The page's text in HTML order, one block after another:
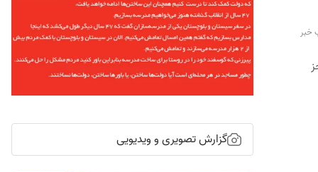
خبر
گزارش تصویری و ویدیویی